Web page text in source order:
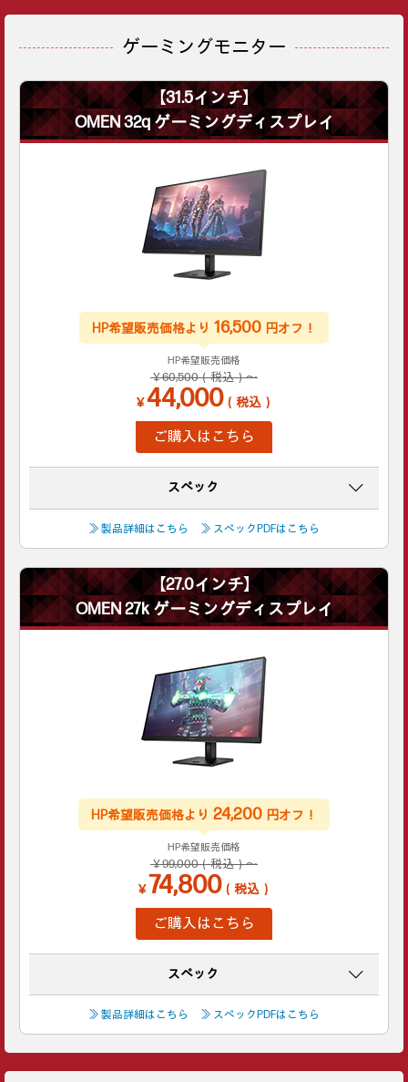
ゲーミングモニター
【31.5インチ】
OMEN 32q ゲーミングディスプレイ
HP希望販売価格より 16,500 円オフ！
HP希望販売価格
￥60,500（税込）～
￥44,000（税込）
ご購入はこちら
スペック
≫ 製品詳細はこちら ≫ スペックPDFはこちら
【27.0インチ】
OMEN 27k ゲーミングディスプレイ
HP希望販売価格より 24,200 円オフ！
HP希望販売価格
￥99,000（税込）～
￥74,800（税込）
ご購入はこちら
スペック
≫ 製品詳細はこちら ≫ スペックPDFはこちら